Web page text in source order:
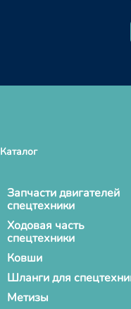
Каталог
Запчасти двигателей
спецтехники
Ходовая часть
спецтехники
Ковши
Шланги для
Метизы